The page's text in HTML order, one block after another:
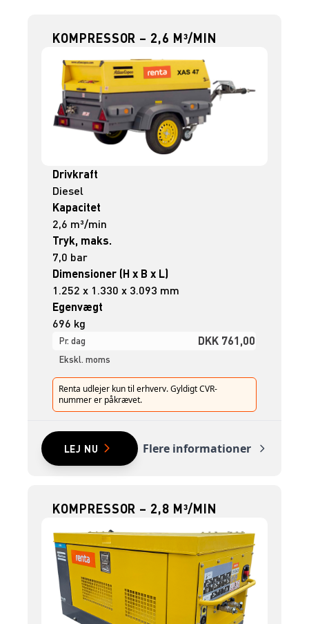
KOMPRESSOR – 2,6 M³/MIN
Drivkraft
Diesel
Kapacitet
2,6 m³/min
Tryk, maks.
7,0 bar
Dimensioner (H x B x L)
1.252 x 1.330 x 3.093 mm
Egenvægt
696 kg
Pr. dag DKK 761,00
Ekskl. moms
Renta udlejer kun til erhverv. Gyldigt CVR-
nummer er påkrævet.
LEJ NU Flere informationer
KOMPRESSOR – 2,8 M³/MIN